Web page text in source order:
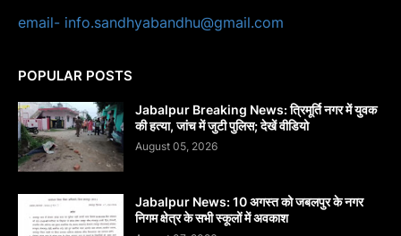
email- info.sandhyabandhu@gmail.com
POPULAR POSTS
Jabalpur Breaking News: त्रिमूर्ति नगर में युवक
की हत्या, जांच में जुटी पुलिस; देखें वीडियो
August 05, 2026
Jabalpur News: 10 अगस्त को जबलपुर के नगर
निगम क्षेत्र के सभी स्कूलों में अवकाश